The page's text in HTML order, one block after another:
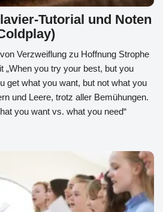
Tutorial und Noten
Verzweiflung zu Hoffnung Strophe
„When you try your best, but you
get what you want, but not what you
und Leere, trotz aller Bemühungen.
you want vs. what you need“